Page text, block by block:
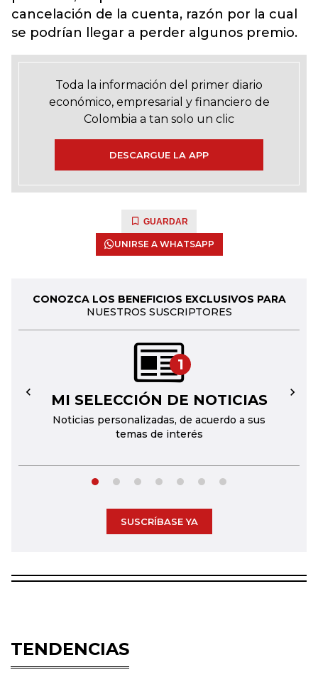
cancelación de la cuenta, razón por la cual
se podrían llegar a perder algunos premio.
Toda la información del primer diario
económico, empresarial y financiero de
Colombia a tan solo un clic
DESCARGUE LA APP
GUARDAR
UNIRSE A WHATSAPP
CONOZCA LOS BENEFICIOS EXCLUSIVOS PARA
NUESTROS SUSCRIPTORES
1
MI SELECCIÓN DE NOTICIAS
Noticias personalizadas, de acuerdo a sus
temas de interés
← →
SUSCRÍBASE YA
TENDENCIAS